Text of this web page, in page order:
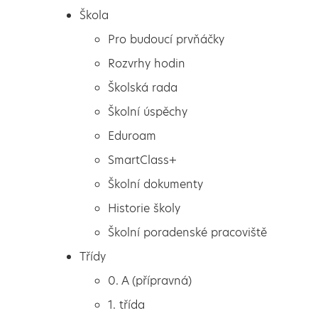
Pro budoucí prvňáčky
Rozvrhy hodin
Školská rada
Škola
Pro budoucí prvňáčky
Rozvrhy hodin
Školská rada
Školní úspěchy
Eduroam
SmartClass+
Školní dokumenty
Historie školy
Školní poradenské pracoviště
Třídy
0. A (přípravná)
1. třída
Program Chytrá včela